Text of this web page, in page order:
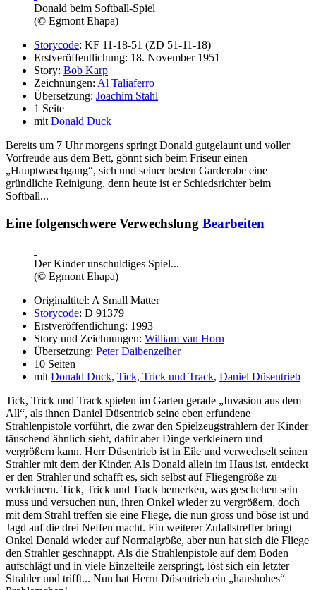
Donald beim Softball-Spiel
(© Egmont Ehapa)
Storycode: KF 11-18-51 (ZD 51-11-18)
Erstveröffentlichung: 18. November 1951
Story: Bob Karp
Zeichnungen: Al Taliaferro
Übersetzung: Joachim Stahl
1 Seite
mit Donald Duck
Bereits um 7 Uhr morgens springt Donald gutgelaunt und voller
Vorfreude aus dem Bett, gönnt sich beim Friseur einen
„Hauptwaschgang“, sich und seiner besten Garderobe eine
gründliche Reinigung, denn heute ist er Schiedsrichter beim
Softball...
Eine folgenschwere Verwechslung Bearbeiten
Der Kinder unschuldiges Spiel...
(© Egmont Ehapa)
Originaltitel: A Small Matter
Storycode: D 91379
Erstveröffentlichung: 1993
Story und Zeichnungen: William van Horn
Übersetzung: Peter Daibenzeiher
10 Seiten
mit Donald Duck, Tick, Trick und Track, Daniel Düsentrieb
Tick, Trick und Track spielen im Garten gerade „Invasion aus dem
All“, als ihnen Daniel Düsentrieb seine eben erfundene
Strahlenpistole vorführt, die zwar den Spielzeugstrahlern der Kinder
täuschend ähnlich sieht, dafür aber Dinge verkleinern und
vergrößern kann. Herr Düsentrieb ist in Eile und verwechselt seinen
Strahler mit dem der Kinder. Als Donald allein im Haus ist, entdeckt
er den Strahler und schafft es, sich selbst auf Fliegengröße zu
verkleinern. Tick, Trick und Track bemerken, was geschehen sein
muss und versuchen nun, ihren Onkel wieder zu vergrößern, doch
mit dem Strahl treffen sie eine Fliege, die nun gross und böse ist und
Jagd auf die drei Neffen macht. Ein weiterer Zufallstreffer bringt
Onkel Donald wieder auf Normalgröße, aber nun hat sich die Fliege
den Strahler geschnappt. Als die Strahlenpistole auf dem Boden
aufschlägt und in viele Einzelteile zerspringt, löst sich ein letzter
Strahler und trifft... Nun hat Herrn Düsentrieb ein „haushohes“